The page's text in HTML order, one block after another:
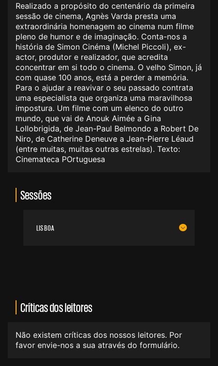
Realizado a propósito do centenário da primeira
sessão de cinema, Agnès Varda presta uma
extraordinária homenagem ao cinema num filme
pleno de humor e de imaginação. Conta-nos a
história de Simon Cinéma (Michel Piccoli), ex-
actor, produtor e realizador, que acredita
concentrar em si todo o cinema. O velho Simon, já
com quase 100 anos, está a perder a memória.
Para o ajudar a reavivar o seu passado contrata
uma especialista que organiza uma maravilhosa
impostura. Um filme com um elenco do outro
mundo, que vai de Anouk Aimée a Gina
Lollobrigida, de Jean-Paul Belmondo a Robert De
Niro, de Catherine Deneuve a Jean-Pierre Léaud
(entre muitas, muitas outras estrelas). Texto:
Cinemateca POrtuguesa
Sessões
LISBOA
Críticas dos leitores
Não existem críticas dos nossos leitores. Por
favor envie-nos a sua através do formulário.